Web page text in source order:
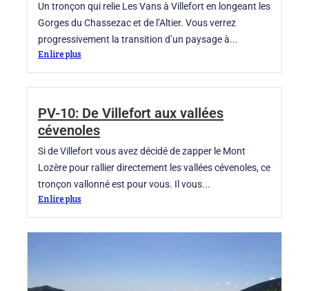
Un tronçon qui relie Les Vans à Villefort en longeant les
Gorges du Chassezac et de l’Altier. Vous verrez
progressivement la transition d’un paysage à...
En lire plus
PV-10: De Villefort aux vallées
cévenoles
Si de Villefort vous avez décidé de zapper le Mont
Lozère pour rallier directement les vallées cévenoles, ce
tronçon vallonné est pour vous. Il vous...
En lire plus